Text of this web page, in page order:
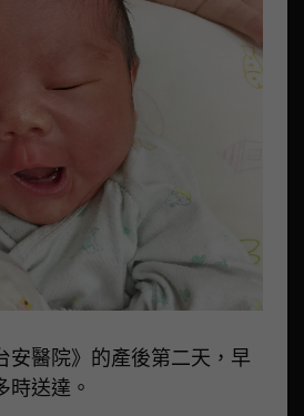
安醫院》的產後第二天，早
時送達。